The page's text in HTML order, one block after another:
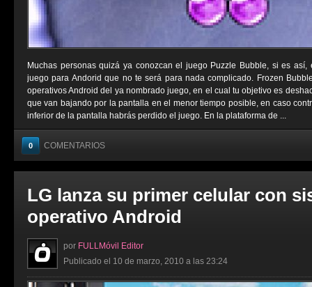
Muchas personas quizá ya conozcan el juego Puzzle Bubble, si es así,
juego para Andorid que no te será para nada complicado. Frozen
operativos Android del ya nombrado juego, en el cual tu objetivo es
que van bajando por la pantalla en el menor tiempo posible, en caso
inferior de la pantalla habrás perdido el juego. En la plataforma de ...
0 COMENTARIOS
LG lanza su primer celular con
operativo Android
por FULLMóvil Editor
Publicado el 10 de marzo, 2010 a las 23:24